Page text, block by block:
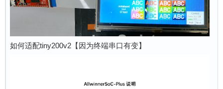
如何适配tiny200v2【因为终端串口有变】